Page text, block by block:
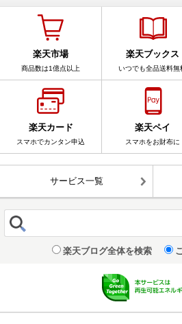
楽天市場
商品数は1億点以上
楽天ブックス
いつでも全品送料無
楽天カード
スマホでカンタン申込
楽天ペイ
スマホをお財布に
サービス一覧
楽天ブログ全体を検索